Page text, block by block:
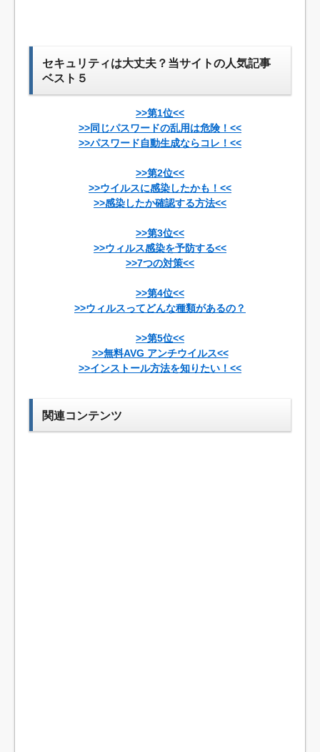
セキュリティは大丈夫？当サイトの人気記事
ベスト５
>>第1位<<
>>同じパスワードの乱用は危険！<<
>>パスワード自動生成ならコレ！<<
>>第2位<<
>>ウイルスに感染したかも！<<
>>感染したか確認する方法<<
>>第3位<<
>>ウィルス感染を予防する<<
>>7つの対策<<
>>第4位<<
>>ウィルスってどんな種類があるの？
>>第5位<<
>>無料AVG アンチウイルス<<
>>インストール方法を知りたい！<<
関連コンテンツ